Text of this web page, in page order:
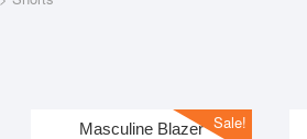
Sale!
Masculine Blazer